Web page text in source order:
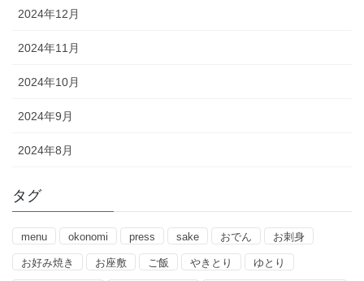
2024年12月
2024年11月
2024年10月
2024年9月
2024年8月
タグ
menu okonomi press sake おでん お刺身
お好み焼き お座敷 ご飯 やきとり ゆとり